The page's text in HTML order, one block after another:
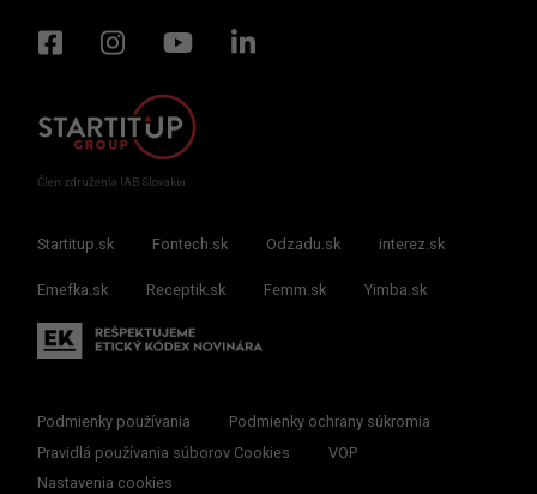
Člen združenia IAB Slovakia
Startitup.sk Fontech.sk Odzadu.sk interez.sk
Emefka.sk Receptik.sk Femm.sk Yimba.sk
Podmienky používania
Podmienky ochrany súkromia
Pravidlá používania súborov Cookies
VOP
Nastavenia cookies